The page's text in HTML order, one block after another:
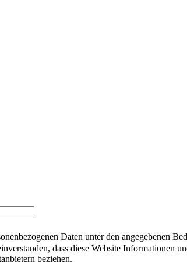
Daten unter den angegebenen
dass diese Website Informationen
beziehen.